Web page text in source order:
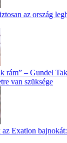
az ország
rám” – Gundel
van szüksége
Exatlon